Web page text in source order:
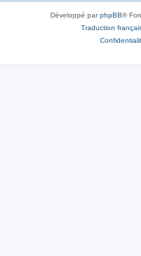
Développé parphpBB®
Traduction